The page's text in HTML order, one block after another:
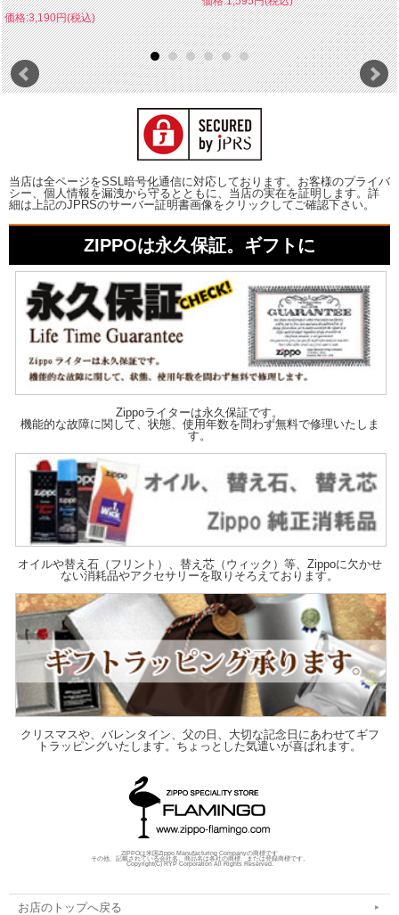
価格:3,190円(税込)
当店は全ページをSSL暗号化通信に対応しております。お客様のプライバ
シー、個人情報を漏洩から守るとともに、当店の実在を証明します。詳
細は上記のJPRSのサーバー証明書画像をクリックしてご確認下さい。
ZIPPOは永久保証。ギフトに
Zippoライターは永久保証です。
機能的な故障に関して、状態、使用年数を問わず無料で修理いたしま
す。
オイルや替え石（フリント）、替え芯（ウィック）等、Zippoに欠かせ
ない消耗品やアクセサリーを取りそろえております。
クリスマスや、バレンタイン、父の日、大切な記念日にあわせてギフ
トラッピングいたします。ちょっとした気遣いが喜ばれます。
ZIPPOは米国Zippo Manufacturing Companyの商標です
その他、記載されている会社名、商品名は各社の商標、または登録商標です。
Copyright(C) RYP Corporation All Rights Reserved.
お店のトップへ戻る